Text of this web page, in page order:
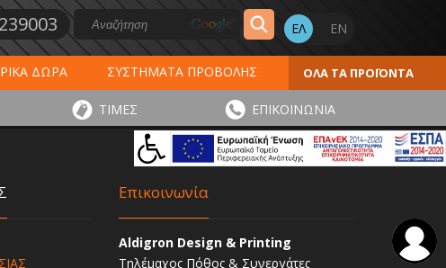
ΔΩΡΑ
ΣΥΣΤΗΜΑΤΑ ΠΡΟΒΟΛΗΣ
ΗΜΕΡΟΛΟΓΙΑ 2027
ΕΚΤΥΠΩΣΕΙΣ
ΑΥΤΟΚΟΛΛΗΤΑ - ΕΤΙΚΕΤΕΣ
ΟΛΑ ΤΑ ΠΡΟΪΟΝΤΑ
ΤΙΜΕΣ ΕΠΙΚΟΙΝΩΝΙΑ
Επικοινωνία
Aldigron Design & Printing
Τηλέμαχος Πόθος & Συνεργάτες